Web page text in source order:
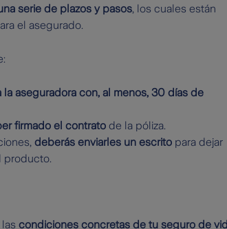
serie de plazos y pasos, los cuales están
el asegurado.
la aseguradora con, al menos, 30 días de
firmado el contratode la póliza.
deberás enviarles un escritopara dejar
producto.
condiciones concretas de tu seguro de